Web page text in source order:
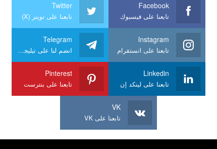
Facebook
تابعنا على فيسبوك
Twitter
تابعنا على تويتر (X)
Instagram
تابعنا على انستقرام
Telegram
انضم لنا على تيليجرام
Linkedin
تابعنا على لينكد إن
Pinterest
تابعنا على بنترست
VK
تابعنا على VK